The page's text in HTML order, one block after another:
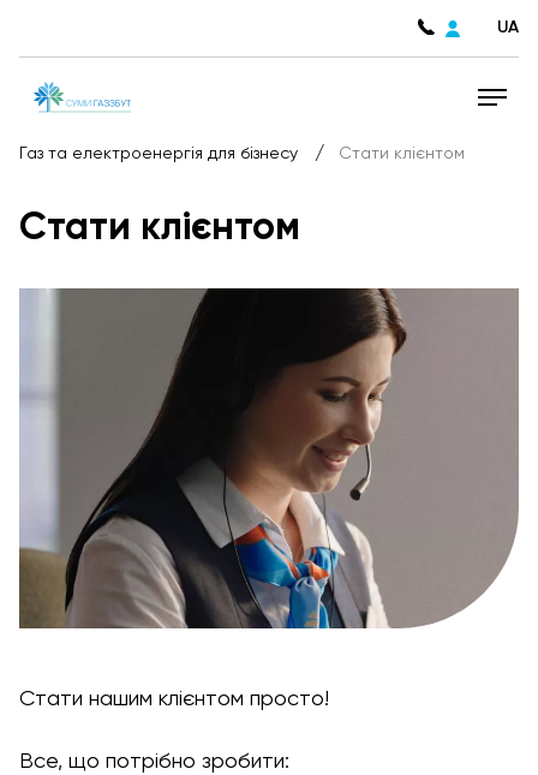
UA
Газ та електроенергія для бізнесу / Стати клієнтом
Стати клієнтом
Стати нашим клієнтом просто!
Все, що потрібно зробити: